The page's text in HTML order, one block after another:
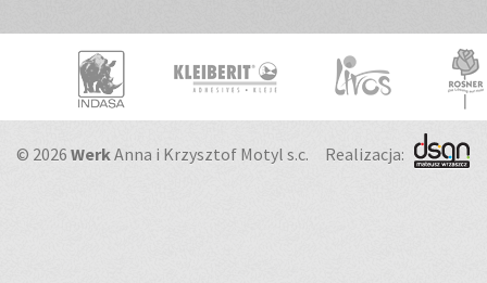
© 2026 WerkAnna i Krzysztof Motyl s.c. Realizacja: